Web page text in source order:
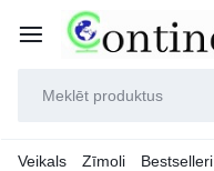
Veikals Zīmoli Bestselleri